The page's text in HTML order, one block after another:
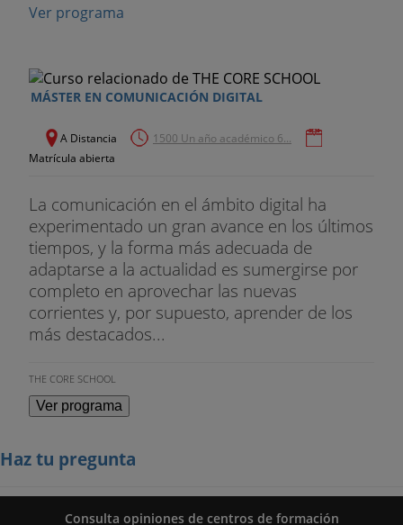
Doctor en Comunicación Audiovisual, Publicidad y
diversos medios de comunicación (Mediaset
Ibérica, entre otros). Consultor independiente
(transformación digital, formación,
marketing y emprendimiento).
Ver programa
MÁSTER EN COMUNICACIÓN DIGITAL
A Distancia
1500 Un año académico 6...
Matrícula abierta
La comunicación en el ámbito digital ha
experimentado un gran avance en los últimos
tiempos, y la forma más adecuada de
adaptarse a la actualidad es sumergirse por
completo en aprovechar las nuevas
corrientes y, por supuesto, aprender de los
más destacados...
THE CORE SCHOOL
Ver programa
Haz tu pregunta
Consulta opiniones de centros de formación